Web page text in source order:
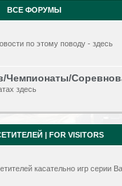
ВСЕ ФОРУМЫ
по этому поводу - здесь
Чемпионаты/
здесь
| FOR VISITORS
касательно игр серии